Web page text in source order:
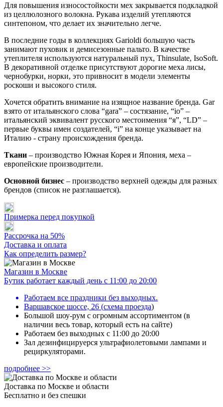
Для повышения износостойкости мех закрывается подкладкой
из целлюлозного волокна. Рукава изделий утепляются
синтепоном, что делает их значительно легче.
В последние годы в коллекциях Garioldi большую часть
занимают пуховик и демисезонные пальто. В качестве
утеплителя используются натуральный пух, Thinsulate, IsoSoft.
В декоративной отделке присутствуют дорогие меха лисы,
чернобурки, норки, это привносит в модели элементы
роскоши и высокого стиля.
Хочется обратить внимание на изящное название бренда. Gar
взято от итальянского слова “gara” – состязание, “io” –
итальянский эквивалент русского местоимения “я”, “LD” –
первые буквы имен создателей, “i” на конце указывает на
Италию - страну происхождения бренда.
Ткани – производство Южная Корея и Япония, меха –
европейские производители.
Основной бизнес – производство верхней одежды для разных
брендов (список не разглашается).
Примерка перед покупкой
Рассрочка на 50%
Доставка и оплата
Как определить размер?
Магазин в Москве
Бутик работает каждый день с 11:00 до 20:00
Работаем все праздники без выходных.
Варшавское шоссе, 26 (схема проезда)
Большой шоу-рум с огромным ассортиментом (в
наличии весь товар, который есть на сайте)
Работаем без выходных с 11:00 до 20:00
Зал дезинфицируерся ультрафиолетовыми лампами и
рециркуляторами.
подробнее >>
Доставка по Москве и области
Бесплатно и без спешки